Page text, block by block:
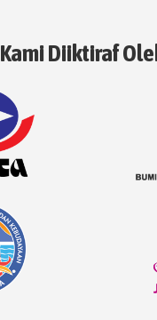
Kami Diiktiraf